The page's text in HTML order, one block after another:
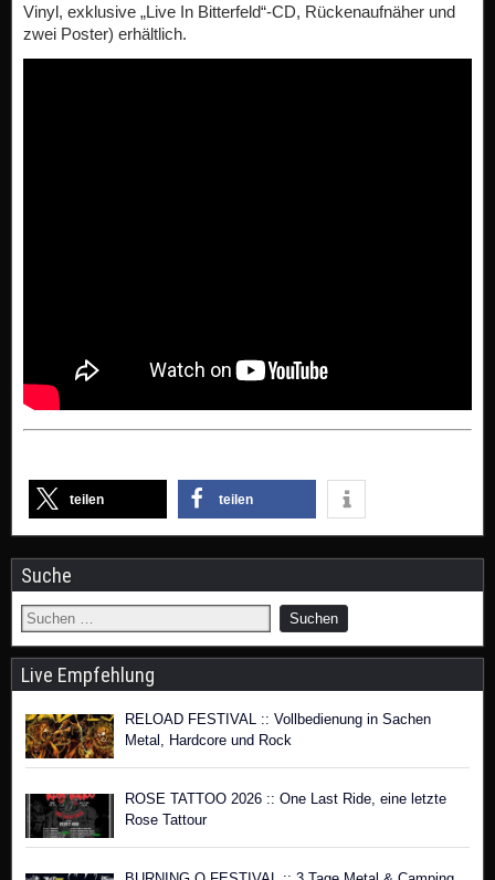
Vinyl, exklusive „Live In Bitterfeld“-CD, Rückenaufnäher und
zwei Poster) erhältlich.
teilen teilen
Suche
Live Empfehlung
RELOAD FESTIVAL :: Vollbedienung in Sachen
Metal, Hardcore und Rock
ROSE TATTOO 2026 :: One Last Ride, eine letzte
Rose Tattour